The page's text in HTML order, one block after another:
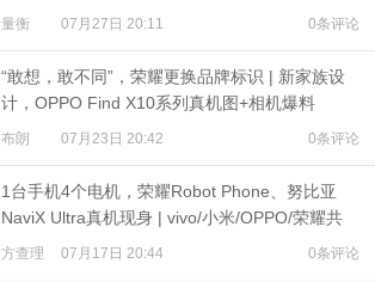
Phone定档
量衡 07月27日 20:11 0条评论
“敢想，敢不同”，荣耀更换品牌标识 | 新家族设
计，OPPO Find X10系列真机图+相机爆料
布朗 07月23日 20:42 0条评论
1台手机4个电机，荣耀Robot Phone、努比亚
NaviX Ultra真机现身 | vivo/小米/OPPO/荣耀共
推公平内存机制
方查理 07月17日 20:44 0条评论